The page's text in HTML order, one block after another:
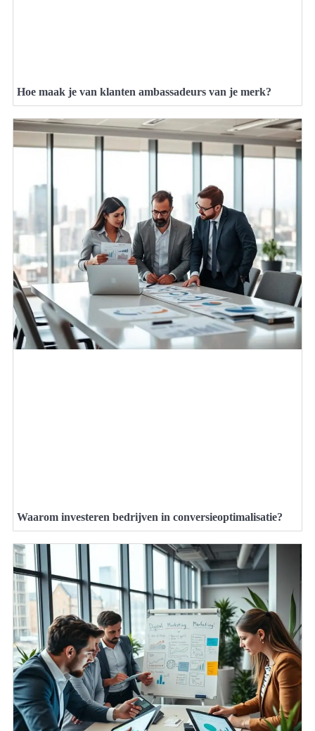
Hoe maak je van klanten ambassadeurs van je merk?
Waarom investeren bedrijven in conversieoptimalisatie?